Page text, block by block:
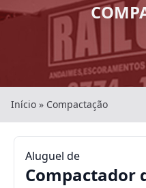
Início » Compactação
Aluguel de
Compactador